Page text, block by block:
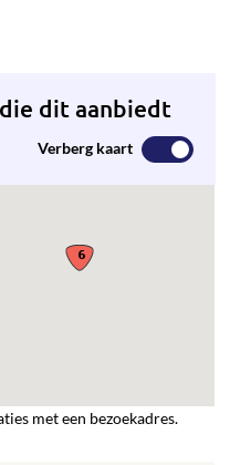
dit aanbiedt
Verberg kaart
met een bezoekadres.